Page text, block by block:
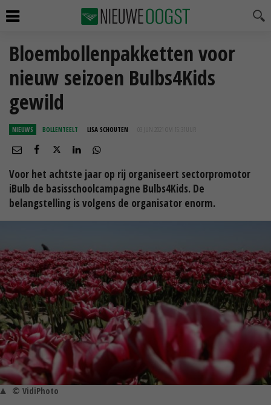
Bloembollenpakketten voor
nieuw seizoen Bulbs4Kids
gewild
NIEUWS BOLLENTEELT LISA SCHOUTEN 03 JUN 2021 OM 15:31
Voor het achtste jaar op rij organiseert sectorpromotor
iBulb de basisschoolcampagne Bulbs4Kids. De
belangstelling is volgens de organisator enorm.
© VidiPhoto